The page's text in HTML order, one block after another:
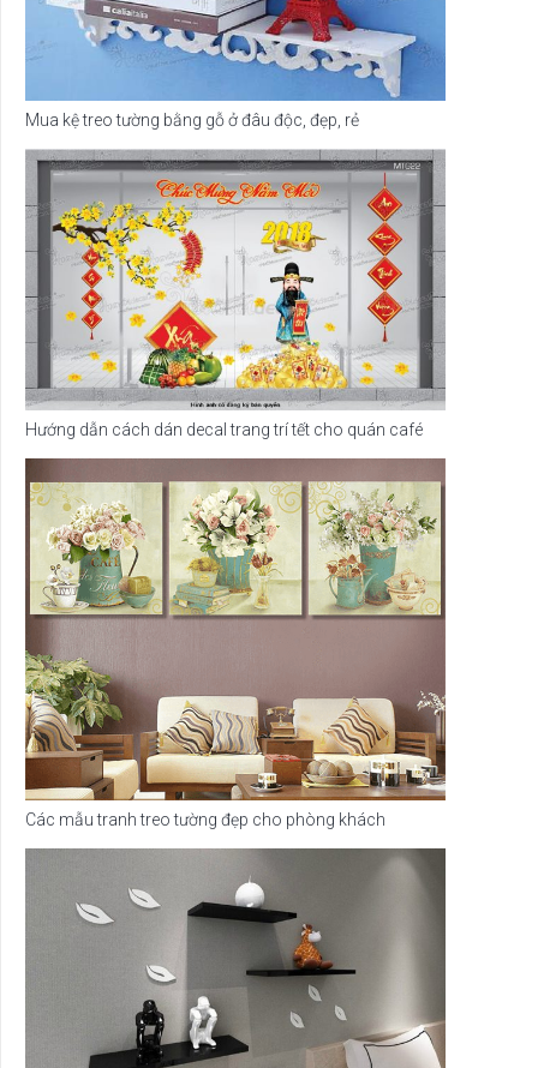
Mua kệ treo tường bằng gỗ ở đâu độc, đẹp, rẻ
Hướng dẫn cách dán decal trang trí tết cho quán café
Các mẫu tranh treo tường đẹp cho phòng khách